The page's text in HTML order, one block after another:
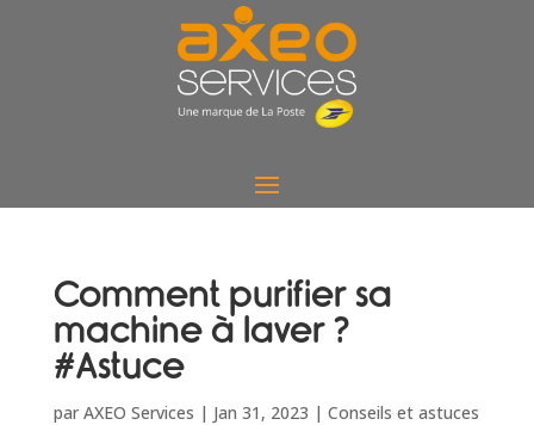
Comment purifier sa
machine à laver ?
#Astuce
par AXEO Services | Jan 31, 2023 | Conseils et astuces